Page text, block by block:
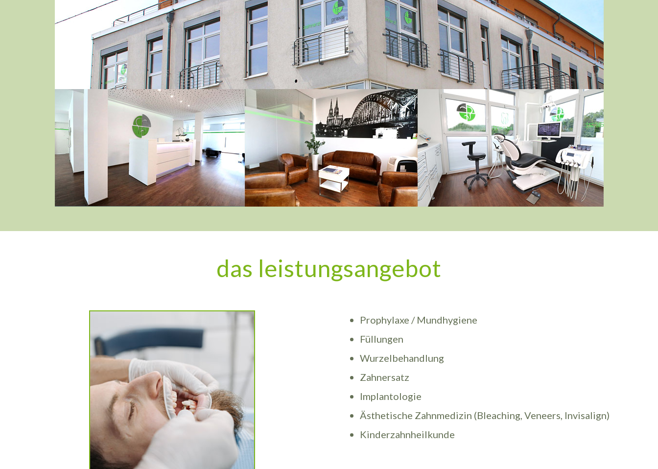
das leistungsangebot
Prophylaxe / Mundhygiene
Füllungen
Wurzelbehandlung
Zahnersatz
Implantologie
Ästhetische Zahnmedizin (Bleaching, Veneers, Invisalign)
Kinderzahnheilkunde